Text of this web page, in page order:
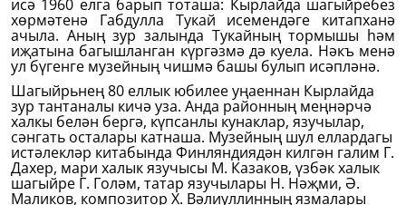
исә 1960 елга барып тоташа: Кырлайда шагыйребез
хөрмәтенә Габдулла Тукай исемендәге китапханә
ачыла. Аның зур залында Тукайның тормышы һәм
иҗатына багышланган күргәзмә дә куела. Нәкъ менә
ул бүгенге музейның чишмә башы булып исәпләнә.
Шагыйрьнең 80 еллык юбилее уңаеннан Кырлайда
зур тантаналы кичә уза. Анда районның меңнәрчә
халкы белән бергә, күпсанлы кунаклар, язучылар,
сәнгать осталары катнаша. Музейның шул еллардагы
истәлекләр китабында Финляндиядән килгән галим Г.
Дахер, мари халык язучысы М. Казаков, үзбәк халык
шагыйре Г. Голәм, татар язучылары Н. Нәҗми, Ә.
Маликов, композитор Х. Вәлиуллинның язмалары